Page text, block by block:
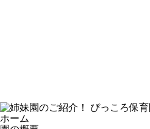
ホーム